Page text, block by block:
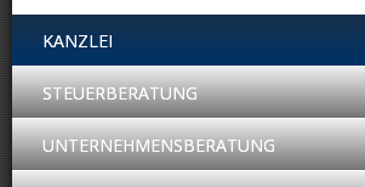
KANZLEI
STEUERBERATUNG
UNTERNEHMENSBERATUNG